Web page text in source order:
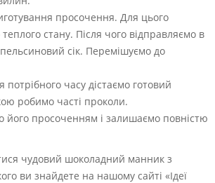
просочення. Для цього
стану. Після чого відправляємо в
сік. Перемішуємо до
потрібного часу дістаємо готовий
робимо часті проколи.
його просоченням і залишаємо повністю
чудовий шоколадний манник з
ви знайдете на нашому сайті «Ідеї